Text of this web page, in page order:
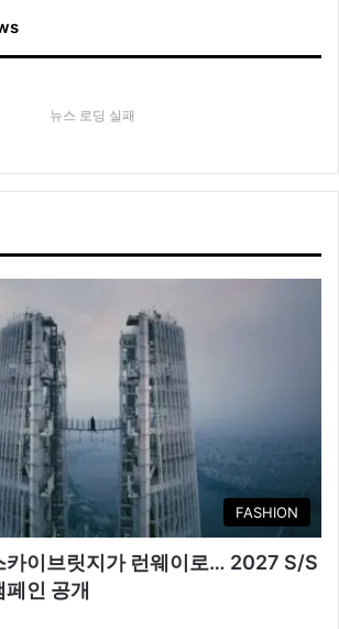
뉴스 로딩 실패
FASHION
카이브릿지가 런웨이로… 2027 S/S
인 공개